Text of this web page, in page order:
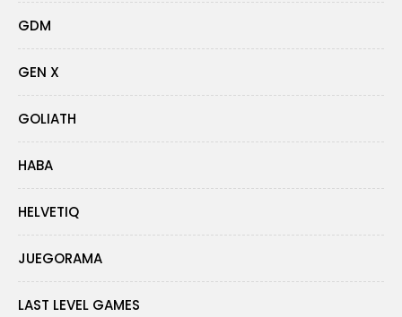
GDM
GEN X
GOLIATH
HABA
HELVETIQ
JUEGORAMA
LAST LEVEL GAMES